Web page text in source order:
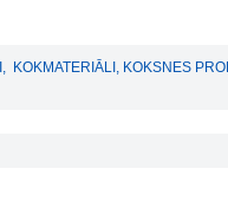
, KOKMATERIĀLI, KOKSNES